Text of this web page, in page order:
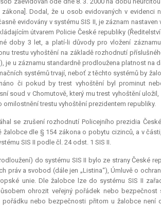
Dodal, že u osob evidovaných v evidenci
evidovány v systému SIS II, je záznam nastaven
útvarem Policie České republiky
doby 3 let, a platí-li důvody pro vložení
trestu vyhoštění na základě rozhodnutí
je u záznamu standardně prodloužena platnost na
systémů trvají, neboť z těchto systémů by
či pokud by trest vyhoštění byl prominut
soud v Chomutově, který mu trest vyhoštění
trestu vyhoštění prezidentem republiky.
se zrušení rozhodnutí Policejního prezidia
dle § 154 zákona o pobytu cizinců, a v
SIS II podle čl. 24 odst. 1 SIS II.
do systému SIS II bylo ze strany České
a svobod (dále jen „Listina“), Úmluvě o
unie. Dle žalobce lze do systému SIS II
ohrozit veřejný pořádek nebo bezpečnost
nebo bezpečnosti přitom u žalobce není